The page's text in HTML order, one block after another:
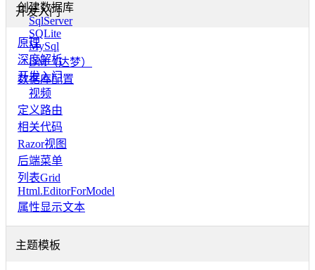
创建数据库
SqlServer
SQLite
MySql
DM（达梦）
数据库配置
开发入门
原理
深度解析
开发入门
视频
定义路由
相关代码
Razor视图
后端菜单
列表Grid
Html.EditorForModel
属性显示文本
主题模板